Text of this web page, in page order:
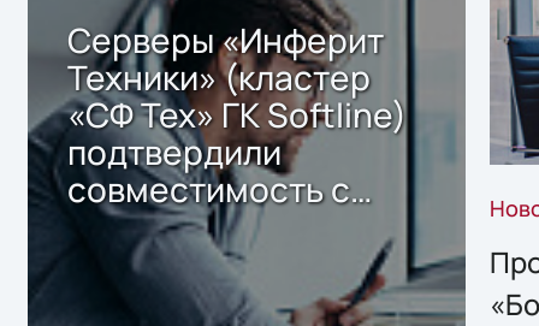
Серверы «Инферит
Техники» (кластер
«СФ Тех» ГК Softline)
подтвердили
совместимость с
решением Sharx
Storage 2.x для
хранения данных